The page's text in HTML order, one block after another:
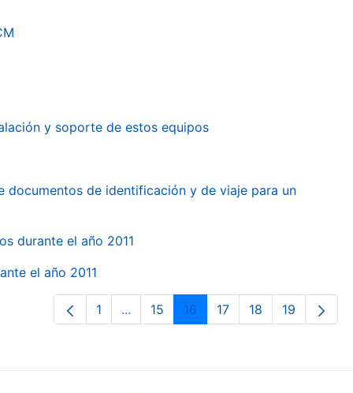
y soporte de estos equipos
de identificación y de viaje para un
durante el año 2011
el año 2011
Página
1 ...Páginas intermedias Use TAB para
Página
15 Página
16 Página
17 Página
18 Página
19